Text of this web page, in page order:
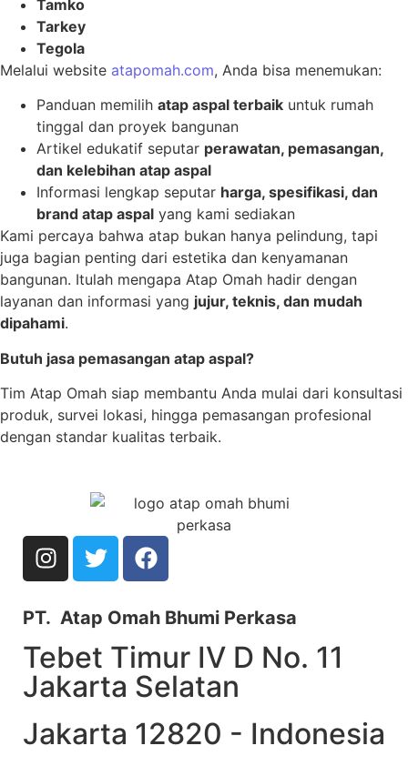
Tamko
Tarkey
Tegola
Melalui website atapomah.com, Anda bisa menemukan:
Panduan memilih atap aspal terbaik untuk rumah
tinggal dan proyek bangunan
Artikel edukatif seputar perawatan, pemasangan,
dan kelebihan atap aspal
Informasi lengkap seputar harga, spesifikasi, dan
brand atap aspal yang kami sediakan
Kami percaya bahwa atap bukan hanya pelindung, tapi
juga bagian penting dari estetika dan kenyamanan
bangunan. Itulah mengapa Atap Omah hadir dengan
layanan dan informasi yang jujur, teknis, dan mudah
dipahami.
Butuh jasa pemasangan atap aspal?
Tim Atap Omah siap membantu Anda mulai dari konsultasi
produk, survei lokasi, hingga pemasangan profesional
dengan standar kualitas terbaik.
PT. Atap Omah Bhumi Perkasa
Tebet Timur IV D No. 11
Jakarta Selatan
Jakarta 12820 - Indonesia